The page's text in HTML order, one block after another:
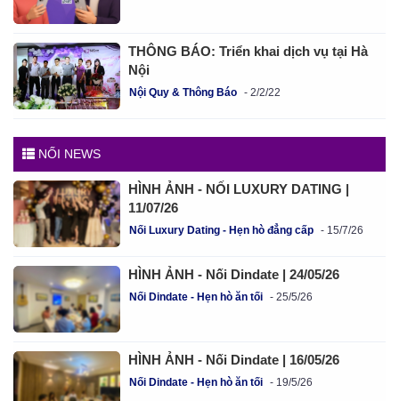
THÔNG BÁO: Triển khai dịch vụ tại Hà
Nội
Nội Quy & Thông Báo 2/2/22
NỐI NEWS
HÌNH ẢNH - NỐI LUXURY DATING |
11/07/26
Nối Luxury Dating - Hẹn hò đẳng cấp 15/7/26
HÌNH ẢNH - Nối Dindate | 24/05/26
Nối Dindate - Hẹn hò ăn tối 25/5/26
HÌNH ẢNH - Nối Dindate | 16/05/26
Nối Dindate - Hẹn hò ăn tối 19/5/26